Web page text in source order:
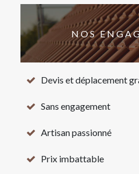
NOS
Devis et déplacement
Sans engagement
Artisan passionné
Prix imbattable